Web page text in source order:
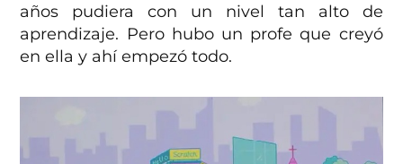
años pudiera con un nivel tan alto de
aprendizaje. Pero hubo un profe que creyó
en ella y ahí empezó todo.